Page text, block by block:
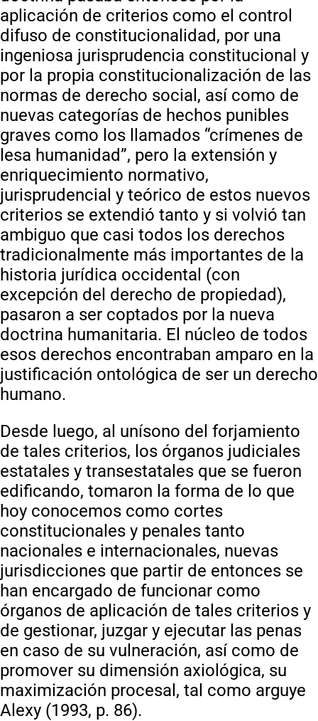
aplicación de criterios como el control
difuso de constitucionalidad, por una
ingeniosa jurisprudencia constitucional y
por la propia constitucionalización de las
normas de derecho social, así como de
nuevas categorías de hechos punibles
graves como los llamados “crímenes de
lesa humanidad”, pero la extensión y
enriquecimiento normativo,
jurisprudencial y teórico de estos nuevos
criterios se extendió tanto y si volvió tan
ambiguo que casi todos los derechos
tradicionalmente más importantes de la
historia jurídica occidental (con
excepción del derecho de propiedad),
pasaron a ser coptados por la nueva
doctrina humanitaria. El núcleo de todos
esos derechos encontraban amparo en la
justificación ontológica de ser un derecho
humano.
Desde luego, al unísono del forjamiento
de tales criterios, los órganos judiciales
estatales y transestatales que se fueron
edificando, tomaron la forma de lo que
hoy conocemos como cortes
constitucionales y penales tanto
nacionales e internacionales, nuevas
jurisdicciones que partir de entonces se
han encargado de funcionar como
órganos de aplicación de tales criterios y
de gestionar, juzgar y ejecutar las penas
en caso de su vulneración, así como de
promover su dimensión axiológica, su
maximización procesal, tal como arguye
Alexy (1993, p. 86).